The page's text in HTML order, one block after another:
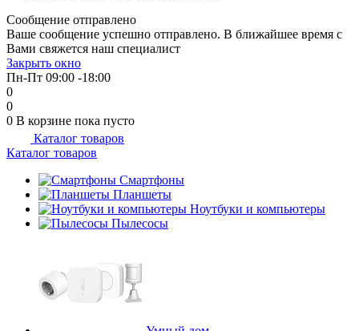
Сообщение отправлено
Ваше сообщение успешно отправлено. В ближайшее время с
Вами свяжется наш специалист
Закрыть окно
Пн-Пт 09:00 -18:00
0
0
0 В корзине пока пусто
Каталог товаров
Каталог товаров
Смартфоны
Планшеты
Ноутбуки и компьютеры
Пылесосы